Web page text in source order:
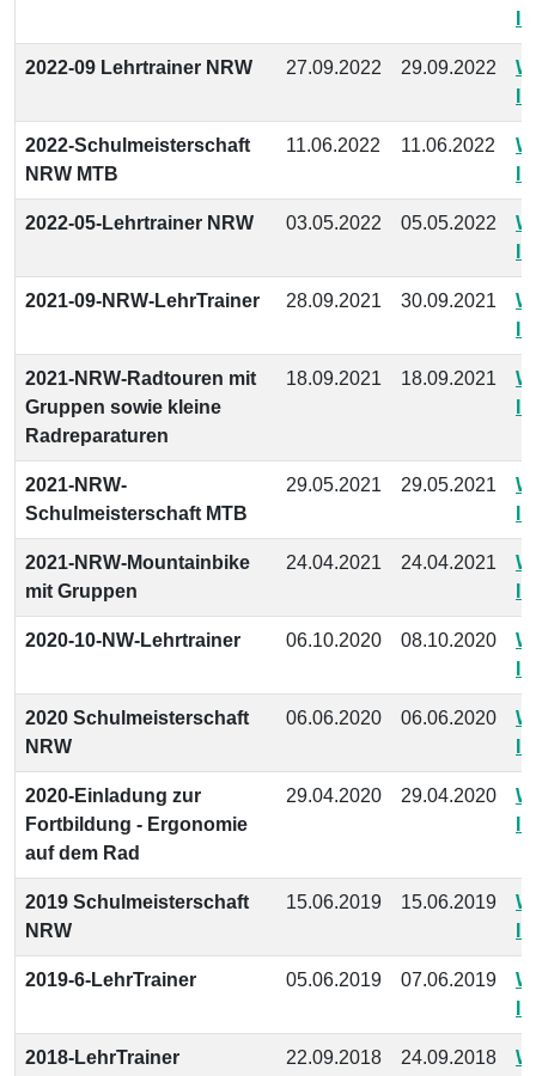
2022-09 Lehrtrainer NRW 27.09.2022 29.09.2022
2022-Schulmeisterschaft
NRW MTB
11.06.2022 11.06.2022
2022-05-Lehrtrainer NRW 03.05.2022 05.05.2022
2021-09-NRW-LehrTrainer 28.09.2021 30.09.2021
2021-NRW-Radtouren mit
Gruppen sowie kleine
Radreparaturen
18.09.2021 18.09.2021
2021-NRW-
Schulmeisterschaft MTB
29.05.2021 29.05.2021
2021-NRW-Mountainbike
mit Gruppen
24.04.2021 24.04.2021
2020-10-NW-Lehrtrainer 06.10.2020 08.10.2020
2020 Schulmeisterschaft
NRW
06.06.2020 06.06.2020
2020-Einladung zur
Fortbildung - Ergonomie
auf dem Rad
29.04.2020 29.04.2020
2019 Schulmeisterschaft
NRW
15.06.2019 15.06.2019
2019-6-LehrTrainer 05.06.2019 07.06.2019
2018-LehrTrainer 22.09.2018 24.09.2018